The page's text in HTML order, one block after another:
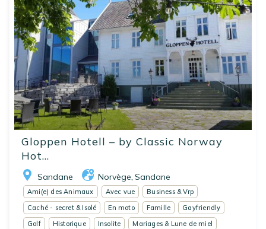
Gloppen Hotell – by Classic Norway
Hot...
Sandane Norvège Sandane
Ami(e) des Animaux Avec vue
Business & Vrp
Caché - secret & Isolé
En moto Famille
Gayfriendly
Golf
Historique Insolite
Mariages & Lune de miel